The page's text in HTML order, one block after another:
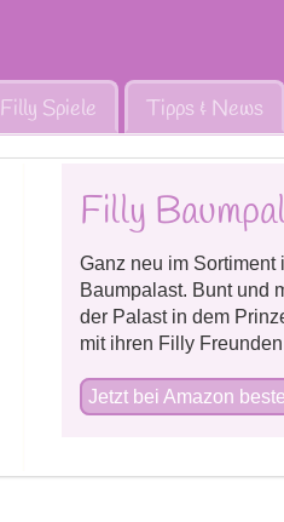
Filly Spiele Tipps & News
Filly
Ganz neu im Sortiment
Baumpalast. Bunt und
der Palast in dem
mit ihren Filly
Jetzt bei Amazon